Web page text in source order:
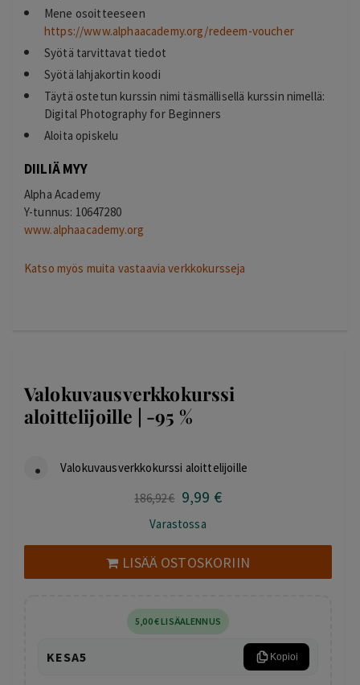
Mene osoitteeseen
https://www.alphaacademy.org/redeem-voucher
Syötä tarvittavat tiedot
Syötä lahjakortin koodi
Täytä ostetun kurssin nimi täsmällisellä kurssin nimellä:
Digital Photography for Beginners
Aloita opiskelu
DIILIÄ MYY
Alpha Academy
Y-tunnus: 10647280
www.alphaacademy.org
Katso myös muita vastaavia verkkokursseja
Valokuvausverkkokurssi
aloittelijoille | -95 %
Valokuvausverkkokurssi aloittelijoille
186,92€ Alkuperäinen
oli:
186,92 €.
9,99 €Nykyinen
9,99 €.
Varastossa
LISÄÄ OSTOSKORIIN
5,00€LISÄALENNUS
KESA5 Kopioi